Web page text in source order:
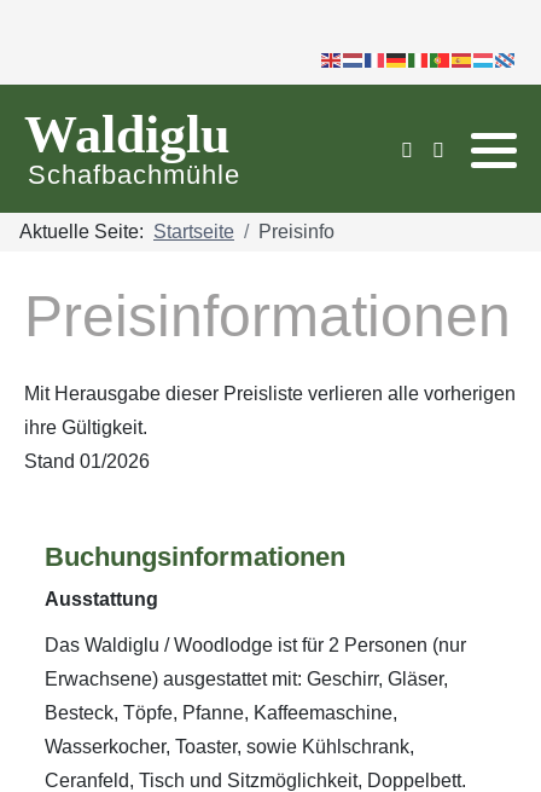
Waldiglu
Schafbachmühle
Aktuelle Seite: Startseite Preisinfo
Preisinformationen
Mit Herausgabe dieser Preisliste verlieren alle vorherigen
ihre Gültigkeit.
Stand 01/2026
Buchungsinformationen
Ausstattung
Das Waldiglu / Woodlodge ist für 2 Personen (nur
Erwachsene) ausgestattet mit: Geschirr, Gläser,
Besteck, Töpfe, Pfanne, Kaffeemaschine,
Wasserkocher, Toaster, sowie Kühlschrank,
Ceranfeld, Tisch und Sitzmöglichkeit, Doppelbett.